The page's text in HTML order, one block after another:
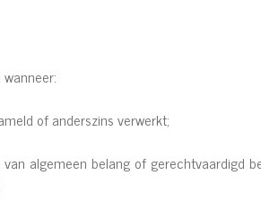
of anderszins verwerkt;
algemeen belang of gerechtvaardigd